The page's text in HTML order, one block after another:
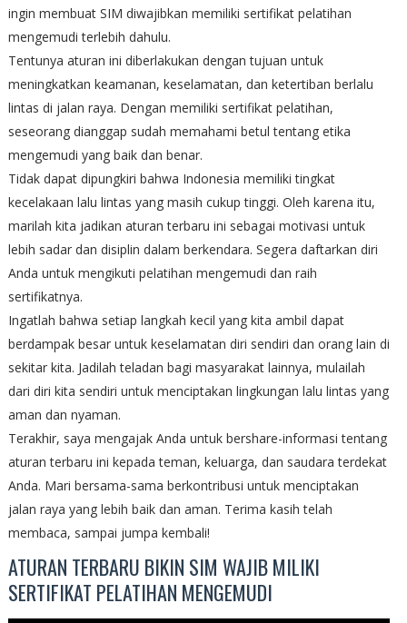
ingin membuat SIM diwajibkan memiliki sertifikat pelatihan
mengemudi terlebih dahulu.
Tentunya aturan ini diberlakukan dengan tujuan untuk
meningkatkan keamanan, keselamatan, dan ketertiban berlalu
lintas di jalan raya. Dengan memiliki sertifikat pelatihan,
seseorang dianggap sudah memahami betul tentang etika
mengemudi yang baik dan benar.
Tidak dapat dipungkiri bahwa Indonesia memiliki tingkat
kecelakaan lalu lintas yang masih cukup tinggi. Oleh karena itu,
marilah kita jadikan aturan terbaru ini sebagai motivasi untuk
lebih sadar dan disiplin dalam berkendara. Segera daftarkan diri
Anda untuk mengikuti pelatihan mengemudi dan raih
sertifikatnya.
Ingatlah bahwa setiap langkah kecil yang kita ambil dapat
berdampak besar untuk keselamatan diri sendiri dan orang lain di
sekitar kita. Jadilah teladan bagi masyarakat lainnya, mulailah
dari diri kita sendiri untuk menciptakan lingkungan lalu lintas yang
aman dan nyaman.
Terakhir, saya mengajak Anda untuk bershare-informasi tentang
aturan terbaru ini kepada teman, keluarga, dan saudara terdekat
Anda. Mari bersama-sama berkontribusi untuk menciptakan
jalan raya yang lebih baik dan aman. Terima kasih telah
membaca, sampai jumpa kembali!
ATURAN TERBARU BIKIN SIM WAJIB MILIKI
SERTIFIKAT PELATIHAN MENGEMUDI